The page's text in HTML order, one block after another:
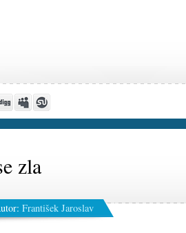
MySpace
Stumble
zla
František Jaroslav